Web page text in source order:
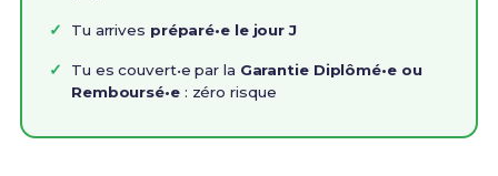
Tu arrives préparé•e le jour J
Tu es couvert•e par la Garantie Diplômé•e ou
Remboursé•e: zéro risque